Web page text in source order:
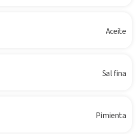
Aceite
Sal fina
Pimienta